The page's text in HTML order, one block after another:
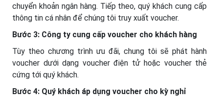
chuyển khoản ngân hàng. Tiếp theo, quý khách cung cấp
thông tin cá nhân để chúng tôi truy xuất voucher.
Bước 3: Công ty cung cấp voucher cho khách hàng
Tùy theo chương trình ưu đãi, chung tôi sẽ phát hành
voucher dưới dạng voucher điện tử hoặc voucher thẻ
cứng tới quý khách.
Bước 4: Quý khách áp dụng voucher cho kỳ nghỉ